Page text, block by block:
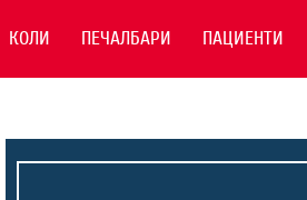
КОЛИ ПЕЧАЛБАРИ ПАЦИЕНТИ